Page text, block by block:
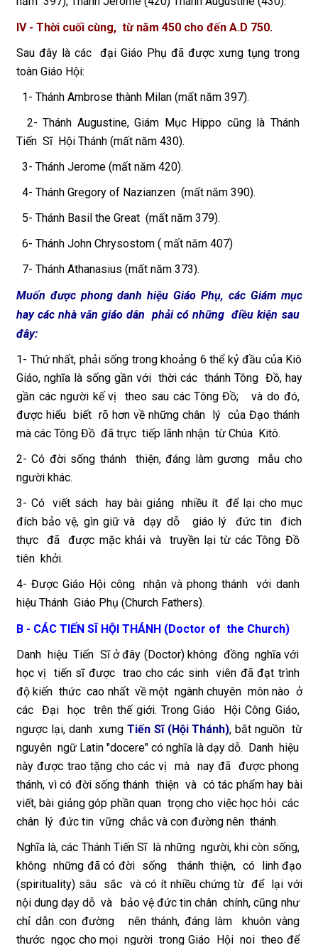
IV - Thời cuối cùng, từ năm 450 cho đến A.D 750.
Sau đây là các đại Giáo Phụ đã được xưng tụng trong
toàn Giáo Hội:
1- Thánh Ambrose thành Milan (mất năm 397).
2- Thánh Augustine, Giám Mục Hippo cũng là Thánh
Tiến Sĩ Hội Thánh (mất năm 430).
3- Thánh Jerome (mất năm 420).
4- Thánh Gregory of Nazianzen (mất năm 390).
5- Thánh Basil the Great (mất năm 379).
6- Thánh John Chrysostom ( mất năm 407)
7- Thánh Athanasius (mất năm 373).
Muốn được phong danh hiệu Giáo Phụ, các Giám mục
hay các nhà văn giáo dân phải có những điều kiện sau
đây:
1- Thứ nhất, phải sống trong khoảng 6 thể kỷ đầu của Kiô
Giáo, nghĩa là sống gần với thời các thánh Tông Đồ, hay
gần các người kế vị theo sau các Tông Đồ; và do đó,
được hiểu biết rõ hơn về những chân lý của Đạo thánh
mà các Tông Đồ đã trực tiếp lãnh nhận từ Chúa Kitô.
2- Có đời sống thánh thiện, đáng làm gương mẫu cho
người khác.
3- Có viết sách hay bài giảng nhiều ít để lại cho mục
đích bảo vệ, gìn giữ và dạy dỗ giáo lý đức tin đich
thực đã được mặc khải và truyền lại từ các Tông Đồ
tiên khởi.
4- Được Giáo Hội công nhận và phong thánh với danh
hiệu Thánh Giáo Phụ (Church Fathers).
B - CÁC TIẾN SĨ HỘI THÁNH (Doctor of the Church)
Danh hiệu Tiến Sĩ ở đây (Doctor) không đồng nghĩa với
học vị tiến sĩ được trao cho các sinh viên đã đạt trình
độ kiến thức cao nhất về một ngành chuyên môn nào ở
các Đại học trên thế giới. Trong Giáo Hội Công Giáo,
ngược lại, danh xưng Tiến Sĩ (Hội Thánh), bắt nguồn từ
nguyên ngữ Latin "docere" có nghĩa là dạy dỗ. Danh hiệu
này được trao tặng cho các vị mà nay đã được phong
thánh, vì có đời sống thánh thiện và có tác phẩm hay bài
viết, bài giảng góp phần quan trọng cho việc học hỏi các
chân lý đức tin vững chắc và con đường nên thánh.
Nghĩa là, các Thánh Tiến Sĩ là những người, khi còn sống,
không những đã có đời sống thánh thiện, có linh đạo
(spirituality) sâu sắc và có ít nhiều chứng từ để lại với
nội dung dạy dỗ và bảo vệ đức tin chân chính, cũng như
chỉ dẫn con đường nên thánh, đáng làm khuôn vàng
thước ngọc cho mọi người trong Giáo Hội noi theo để